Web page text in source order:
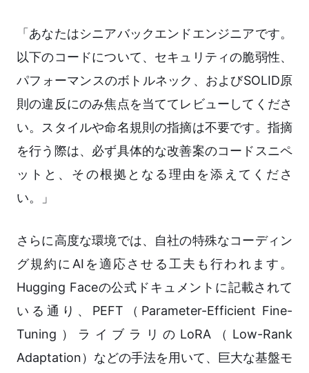
「あなたはシニアバックエンドエンジニアです。
以下のコードについて、セキュリティの脆弱性、
パフォーマンスのボトルネック、およびSOLID原
則の違反にのみ焦点を当ててレビューしてくださ
い。スタイルや命名規則の指摘は不要です。指摘
を行う際は、必ず具体的な改善案のコードスニペ
ットと、その根拠となる理由を添えてくださ
い。」
さらに高度な環境では、自社の特殊なコーディン
グ規約にAIを適応させる工夫も行われます。
Hugging Faceの公式ドキュメントに記載されて
いる通り、PEFT（Parameter-Efficient Fine-
Tuning）ライブラリのLoRA（Low-Rank
Adaptation）などの手法を用いて、巨大な基盤モ